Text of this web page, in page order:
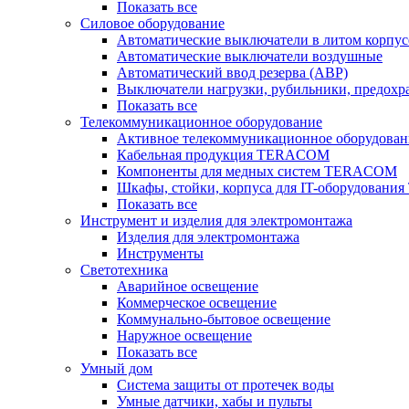
Показать все
Силовое оборудование
Автоматические выключатели в литом
Автоматические выключатели воздушные
Автоматический ввод резерва (АВР)
Выключатели нагрузки, рубильники,
Показать все
Телекоммуникационное оборудование
Активное телекоммуникационное
Кабельная продукция TERACOM
Компоненты для медных систем TERACOM
Шкафы, стойки, корпуса для IT-
Показать все
Инструмент и изделия для электромонтажа
Изделия для электромонтажа
Инструменты
Светотехника
Аварийное освещение
Коммерческое освещение
Коммунально-бытовое освещение
Наружное освещение
Показать все
Умный дом
Система защиты от протечек воды
Умные датчики, хабы и пульты